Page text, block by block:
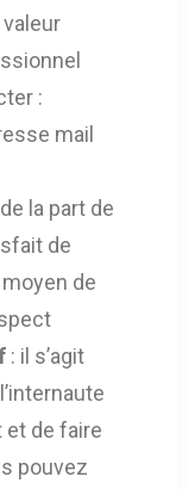
:
mail
la part de
de
de
: il s’agit
de faire
pouvez